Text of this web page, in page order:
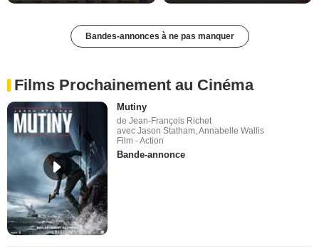
Bandes-annonces à ne pas manquer
Films Prochainement au Cinéma
Mutiny
de Jean-François Richet
avec Jason Statham, Annabelle Wallis
Film - Action
Bande-annonce